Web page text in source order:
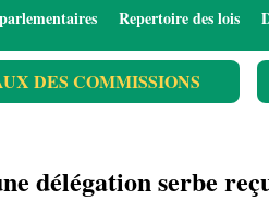
Repertoire des lois
DES COMMISSIONS
délégation serbe